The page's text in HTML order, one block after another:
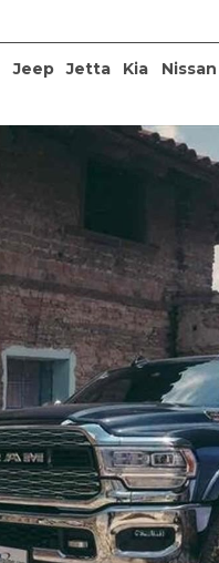
Jeep Jetta Kia Nissan